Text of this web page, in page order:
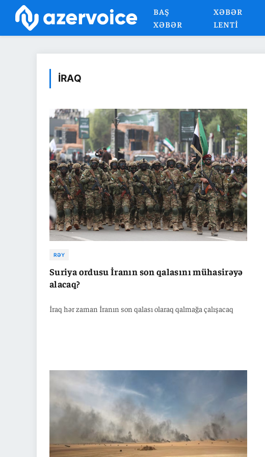
BAŞ
XƏBƏR
XƏBƏR
LENTI
İRAQ
RƏY
Suriya ordusu İranın son qalasını mühasirəyə
alacaq?
İraq hər zaman İranın son qalası olaraq qalmağa çalışacaq